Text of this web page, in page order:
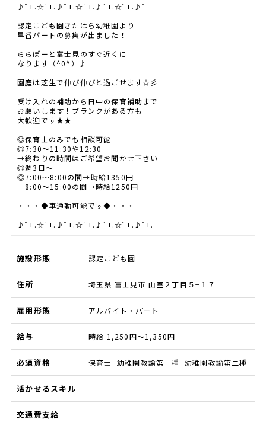
♪ﾟ+.☆ﾟ+.♪ﾟ+.☆ﾟ+.♪ﾟ+.☆ﾟ+.♪ﾟ
認定こども園きたはら幼稚園より
早番パートの募集が出ました！
ららぽーと富士見のすぐ近くに
なります（^0^）♪
園庭は芝生で伸び伸びと過ごせます☆彡
受け入れの補助から日中の保育補助まで
お願いします！ブランクがある方も
大歓迎です★★
◎保育士のみでも相談可能
◎7:30～11:30や12:30
→終わりの時間はご希望お聞かせ下さい
◎週3日～
◎7:00～8:00の間→時給1350円
8:00～15:00の間→時給1250円
・・・◆車通勤可能です◆・・・
♪ﾟ+.☆ﾟ+.♪ﾟ+.☆ﾟ+.♪ﾟ+.☆ﾟ+.♪ﾟ+.
施設形態 認定こども園
住所 埼玉県 富士見市 山室２丁目５−１７
雇用形態 アルバイト・パート
給与 時給 1,250円～1,350円
必須資格 保育士 幼稚園教諭第一種 幼稚園教諭第二種
活かせるスキル
交通費支給